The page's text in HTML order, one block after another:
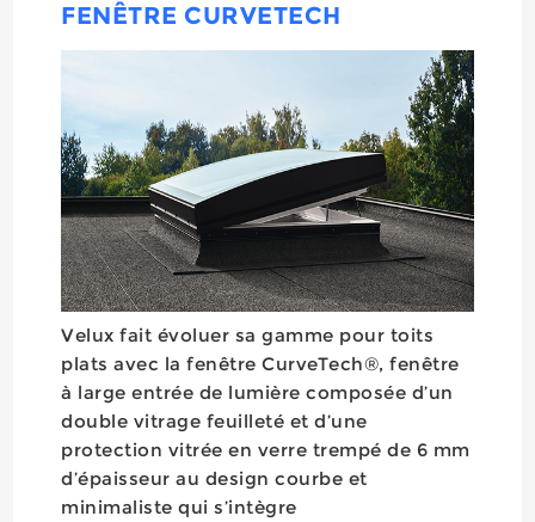
FENÊTRE CURVETECH
Velux fait évoluer sa gamme pour toits
plats avec la fenêtre CurveTech®, fenêtre
à large entrée de lumière composée d’un
double vitrage feuilleté et d’une
protection vitrée en verre trempé de 6 mm
d’épaisseur au design courbe et
minimaliste qui s’intègre